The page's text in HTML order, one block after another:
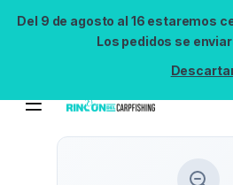
Del 9 de agosto al 16 estaremos
Los pedidos se